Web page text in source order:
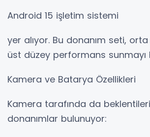
Android 15 işletim sistemi
yer alıyor. Bu donanım seti,
üst düzey performans sunmayı
Kamera ve Batarya Özellikleri
Kamera tarafında da
donanımlar bulunuyor: